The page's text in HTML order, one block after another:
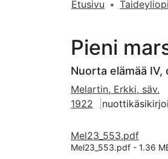
Etusivu
Pieni
Nuorta elämää IV,
Melartin, Erkki, säv.
1922
Mel23_553.pdf
Mel23_553.pdf - 1.36